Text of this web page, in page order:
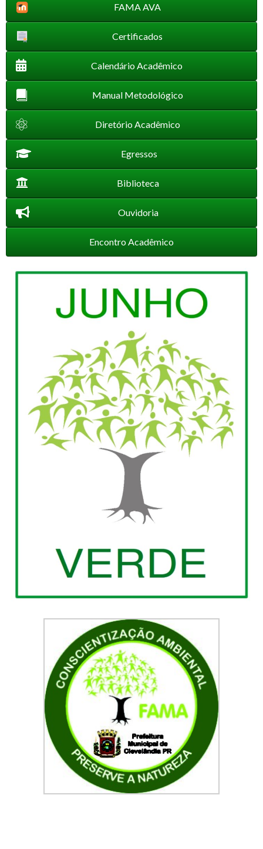
FAMA AVA
Certificados
Calendário Acadêmico
Manual Metodológico
Diretório Acadêmico
Egressos
Biblioteca
Ouvidoria
Encontro Acadêmico